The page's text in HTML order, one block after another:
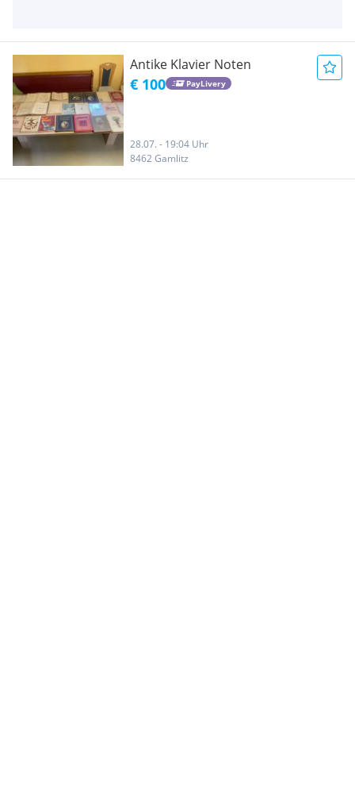
Antike Klavier Noten
€ 100 PayLivery
28.07. - 19:04 Uhr
8462 Gamlitz